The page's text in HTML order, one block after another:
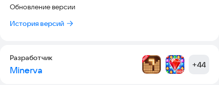
Рампы, тоннели и 14 различных неоновых эффектов.
больше денег, тюнингуйте двигатель для максимального
ускорения и управляемости, добавляйте аксессуары и
Обновление версии
История версий
Разработчик
Minerva +44